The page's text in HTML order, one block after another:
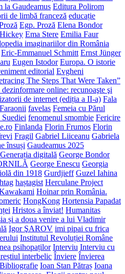
la Gaudeamus Editura Polirom
de limbă franceză educație
Egp. Proză Elena Bondor
Ema Stere Emilia Faur
imaginariilor din România
Eric-Emmanuel Schmitt Ernst Jünger
Eugen Istodor Europa. O istorie
editorial Evgheni
The Steps That Were Taken”
online: recunoaşte şi
de internet (ediția a II-a) Fala
Faraonii favelas Femeia cu Părul
fenomenul smombie Fericire
Finlanda Florin Frumos Florin
Fragil Gabriel Liiceanu Gabriela
însuși Gaudeamus 2025
Generația digitală George Bondor
George Enescu Georgia
din 1918 Gurdjieff Guzel Iahina
haștagist Herculane Project
Hoinar prin România.
HongKong Hortensia Papadat
Hristos a înviat! Humanitas
și a doua venire a lui Vladimir
Igor ŞAROV imi pipai cu frica
Institutul Revoluției Române
psihopaților Interviu Interviu cu
interbelic Înviere Învierea
Ioan Stan Pătraș Ioana